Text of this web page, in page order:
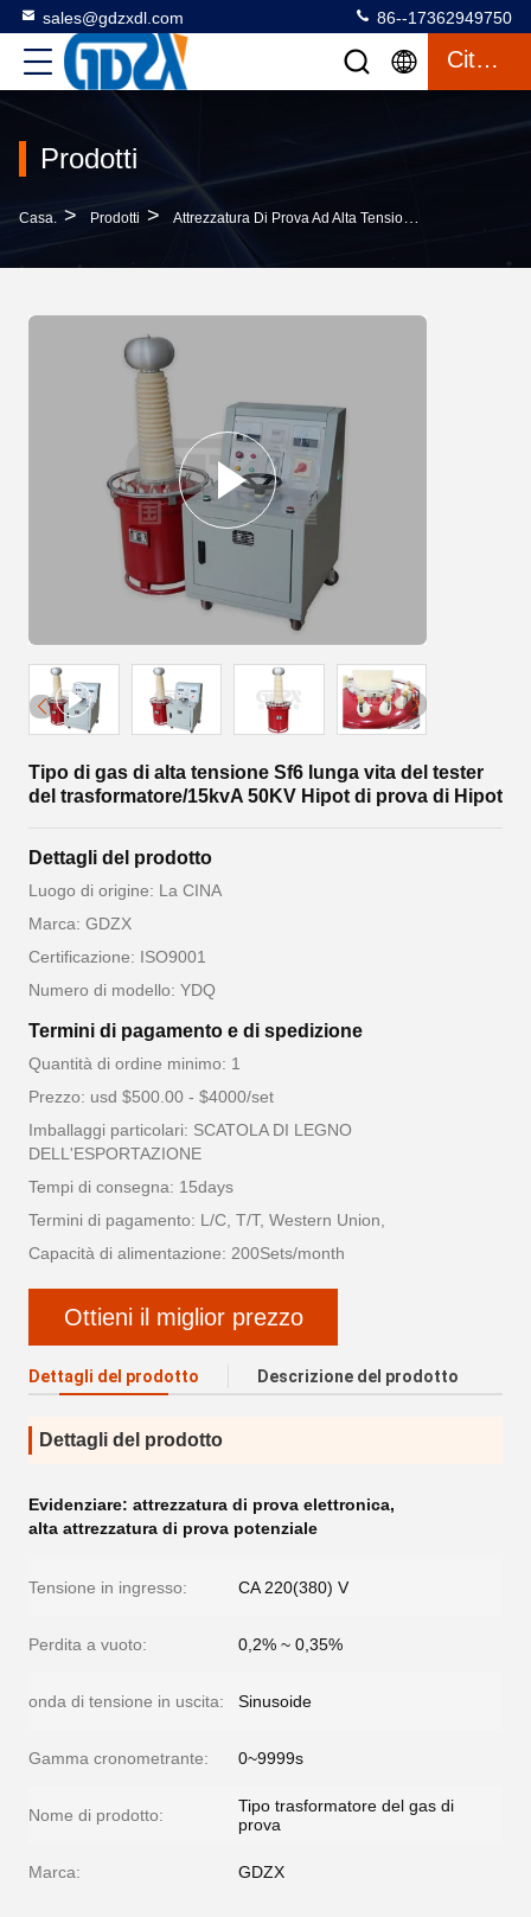
sales@gdzxdl.com 86--17362949750
Citazione
Prodotti
Casa. > Prodotti > Attrezzatura Di Prova Ad Alta Tensione
Tipo di gas di alta tensione Sf6 lunga vita del tester
del trasformatore/15kvA 50KV Hipot di prova di Hipot
Dettagli del prodotto
Luogo di origine: La CINA
Marca: GDZX
Certificazione: ISO9001
Numero di modello: YDQ
Termini di pagamento e di spedizione
Quantità di ordine minimo: 1
Prezzo: usd $500.00 - $4000/set
Imballaggi particolari: SCATOLA DI LEGNO
DELL'ESPORTAZIONE
Tempi di consegna: 15days
Termini di pagamento: L/C, T/T, Western Union,
Capacità di alimentazione: 200Sets/month
Ottieni il miglior prezzo
Dettagli del prodotto Descrizione del prodotto
Dettagli del prodotto
Evidenziare: attrezzatura di prova elettronica,
alta attrezzatura di prova potenziale
Tensione in ingresso: CA 220(380) V
Perdita a vuoto: 0,2% ~ 0,35%
onda di tensione in uscita: Sinusoide
Gamma cronometrante: 0~9999s
Nome di prodotto:
Tipo trasformatore del gas di
prova
Marca: GDZX